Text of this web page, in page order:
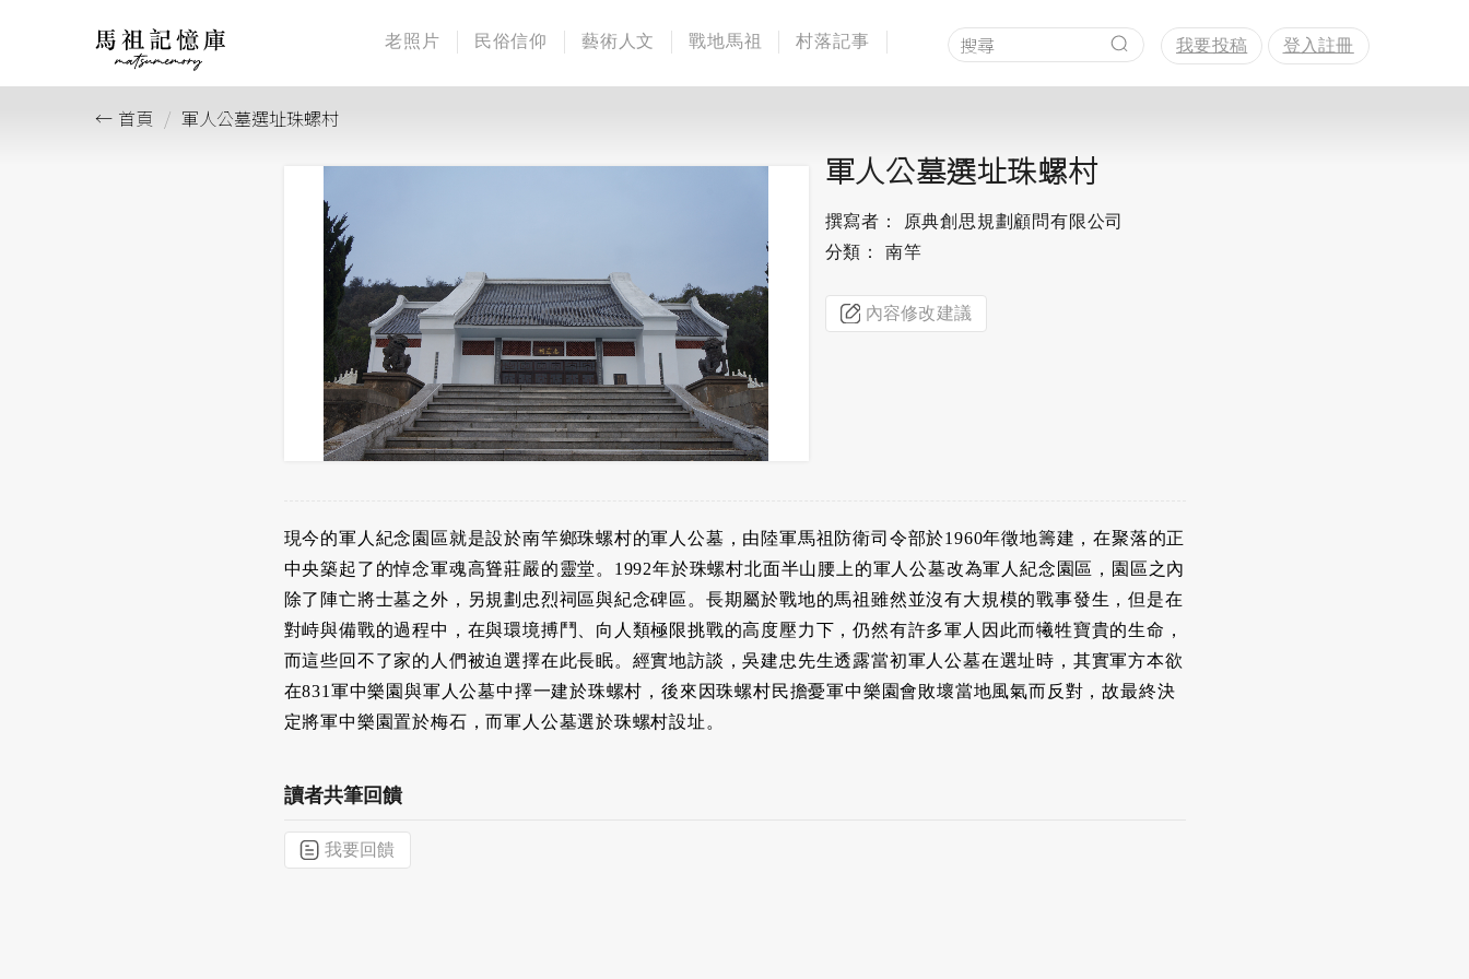
老照片 民俗信仰 藝術人文 戰地馬祖 村落記事 我要投稿 登入註冊
首頁 軍人公墓選址珠螺村
軍人公墓選址珠螺村
撰寫者： 原典創思規劃顧問有限公司
分類： 南竿
內容修改建議
現今的軍人紀念園區就是設於南竿鄉珠螺村的軍人公墓，由陸軍馬祖防衛司令部於1960年徵地籌建，在聚落的正
中央築起了的悼念軍魂高聳莊嚴的靈堂。1992年於珠螺村北面半山腰上的軍人公墓改為軍人紀念園區，園區之內
除了陣亡將士墓之外，另規劃忠烈祠區與紀念碑區。長期屬於戰地的馬祖雖然並沒有大規模的戰事發生，但是在
對峙與備戰的過程中，在與環境搏鬥、向人類極限挑戰的高度壓力下，仍然有許多軍人因此而犧牲寶貴的生命，
而這些回不了家的人們被迫選擇在此長眠。經實地訪談，吳建忠先生透露當初軍人公墓在選址時，其實軍方本欲
在831軍中樂園與軍人公墓中擇一建於珠螺村，後來因珠螺村民擔憂軍中樂園會敗壞當地風氣而反對，故最終決
定將軍中樂園置於梅石，而軍人公墓選於珠螺村設址。
讀者共筆回饋
我要回饋